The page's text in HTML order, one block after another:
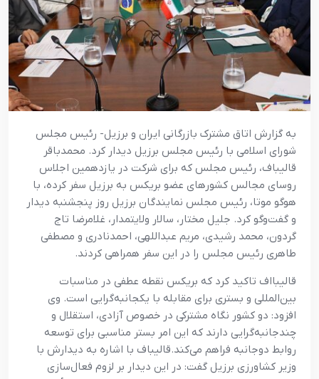
به گزارش اتاق مشترک بازرگانی ایران و برزیل- رئیس مجلس
شورای اسلامی با رئیس مجلس برزیل دیدار کرد. محمدباقر
قالیباف، رئیس مجلس که برای شرکت در یازدهمین اجلاس
روسای مجالس کشورهای عضو بریکس به برزیل سفر کرده، با
هوگو موتا، رئیس مجلس نمایندگان برزیل روز پنجشنبه دیدار
و گفت‌وگو کرد. جلیل مختار، سالار ولایتمدار، غلامرضا تاج
گردون، محمد رشیدی، مریم عبداللهی، احمدنادری و مصطفی
طاهری رئیس مجلس را در این سفر همراهی کردند.
قالیبااف تاکید کرد که بریکس نقطه عطفی در مناسبات
بین‌المللی و بستری برای مقابله با یکجانبه‌گرایی است. وی
افزود: دو کشور نگاه مشترکی در خصوص آزادی، استقلال و
چندجانبه‌گرایی دارند که این امر بستر مناسبی برای توسعه
روابط دوجانبه فراهم می‌کند.قالیباف با اشاره به دیدارش با
وزیر کشاورزی برزیل گفت: در این دیدار بر لزوم فعال‌سازی